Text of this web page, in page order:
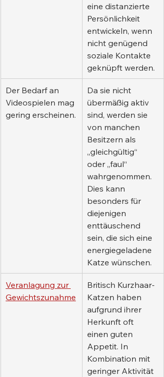
eine distanzierte
Persönlichkeit
entwickeln, wenn
nicht genügend
soziale Kontakte
geknüpft werden.
Der Bedarf an
Videospielen mag
gering erscheinen.
Da sie nicht
übermäßig aktiv
sind, werden sie
von manchen
Besitzern als
„gleichgültig“
oder „faul“
wahrgenommen.
Dies kann
besonders für
diejenigen
enttäuschend
sein, die sich eine
energiegeladene
Katze wünschen.
Veranlagung zur
Gewichtszunahme
Britisch Kurzhaar-
Katzen haben
aufgrund ihrer
Herkunft oft
einen guten
Appetit. In
Kombination mit
geringer Aktivität